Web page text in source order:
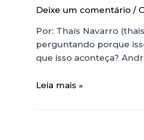
Deixe um comentário /
Por: Thaís Navarro
perguntando porque
que isso aconteça?
Leia mais »